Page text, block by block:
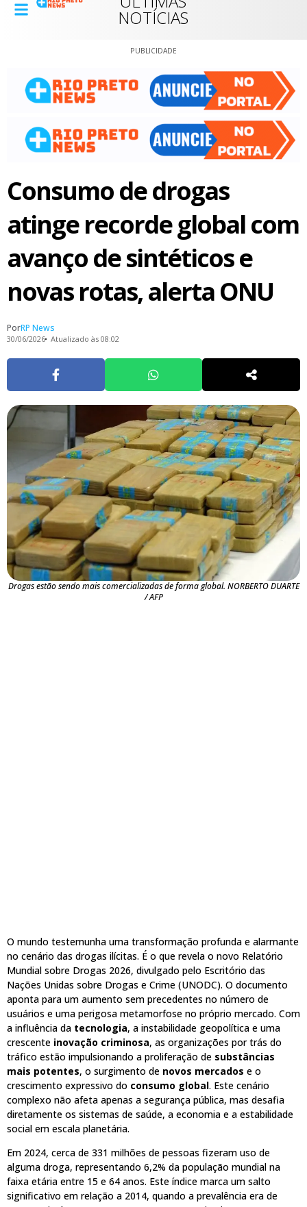
NOTÍCIAS
PUBLICIDADE
Consumo de drogas
atinge recorde global com
avanço de sintéticos e
novas rotas, alerta ONU
PorRP News
30/06/2026 Atualizado às 08:02
Drogas estão sendo mais comercializadas de forma global. NORBERTO DUARTE
/ AFP
O mundo testemunha uma transformação profunda e alarmante
no cenário das drogas ilícitas. É o que revela o novo Relatório
Mundial sobre Drogas 2026, divulgado pelo Escritório das
Nações Unidas sobre Drogas e Crime (UNODC). O documento
aponta para um aumento sem precedentes no número de
usuários e uma perigosa metamorfose no próprio mercado. Com
a influência da tecnologia, a instabilidade geopolítica e uma
crescente inovação criminosa, as organizações por trás do
tráfico estão impulsionando a proliferação de substâncias
mais potentes, o surgimento de novos mercados e o
crescimento expressivo do consumo global. Este cenário
complexo não afeta apenas a segurança pública, mas desafia
diretamente os sistemas de saúde, a economia e a estabilidade
social em escala planetária.
Em 2024, cerca de 331 milhões de pessoas fizeram uso de
alguma droga, representando 6,2% da população mundial na
faixa etária entre 15 e 64 anos. Este índice marca um salto
significativo em relação a 2014, quando a prevalência era de